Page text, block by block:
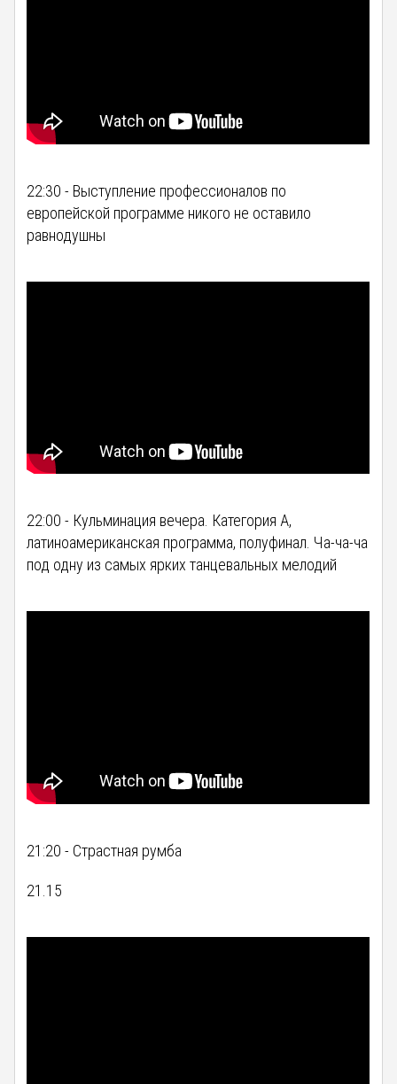
22:30 - Выступление профессионалов по
европейской программе никого не оставило
равнодушны
22:00 - Кульминация вечера. Категория А,
латиноамериканская программа, полуфинал. Ча-ча-ча
под одну из самых ярких танцевальных мелодий
21:20 - Страстная румба
21.15